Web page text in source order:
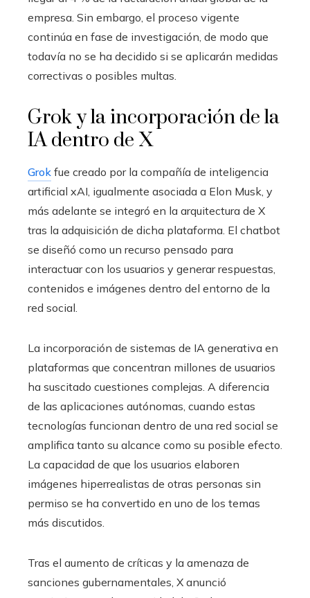
empresa. Sin embargo, el proceso vigente
continúa en fase de investigación, de modo que
todavía no se ha decidido si se aplicarán medidas
correctivas o posibles multas.
Grok y la incorporación de la
IA dentro de X
Grok fue creado por la compañía de inteligencia
artificial xAI, igualmente asociada a Elon Musk, y
más adelante se integró en la arquitectura de X
tras la adquisición de dicha plataforma. El chatbot
se diseñó como un recurso pensado para
interactuar con los usuarios y generar respuestas,
contenidos e imágenes dentro del entorno de la
red social.
La incorporación de sistemas de IA generativa en
plataformas que concentran millones de usuarios
ha suscitado cuestiones complejas. A diferencia
de las aplicaciones autónomas, cuando estas
tecnologías funcionan dentro de una red social se
amplifica tanto su alcance como su posible efecto.
La capacidad de que los usuarios elaboren
imágenes hiperrealistas de otras personas sin
permiso se ha convertido en uno de los temas
más discutidos.
Tras el aumento de críticas y la amenaza de
sanciones gubernamentales, X anunció